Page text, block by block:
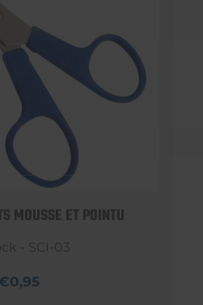
MOUSSE ET POINTU
- SCI-03
€0,95